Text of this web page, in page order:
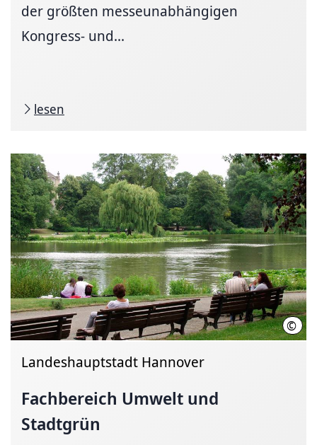
der größten messeunabhängigen
Kongress- und...
lesen
©
Landeshauptstadt Hannover
Fachbereich Umwelt und
Stadtgrün